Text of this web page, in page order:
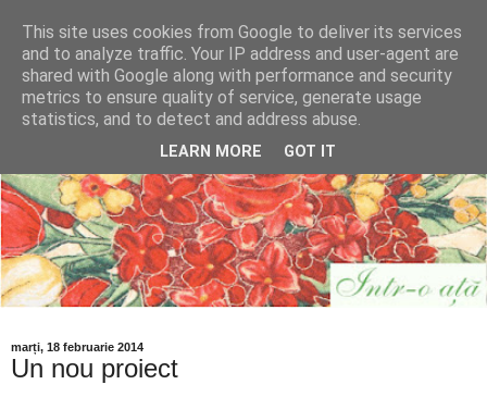
marți, 18 februarie 2014
Un nou proiect
This site uses cookies from Google to deliver its services
and to analyze traffic. Your IP address and user-agent are
shared with Google along with performance and security
metrics to ensure quality of service, generate usage
statistics, and to detect and address abuse.
LEARN MORE GOT IT